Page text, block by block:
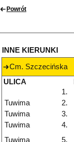
Powrót
INNE KIERUNKI
Cm. Szczecińska
ULICA
1.
Tuwima
2.
Tuwima
3.
Tuwima
4.
Tuwima
5.